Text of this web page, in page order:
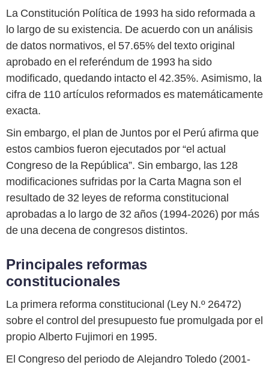
La Constitución Política de 1993 ha sido reformada a
lo largo de su existencia. De acuerdo con un análisis
de datos normativos, el 57.65% del texto original
aprobado en el referéndum de 1993 ha sido
modificado, quedando intacto el 42.35%. Asimismo, la
cifra de 110 artículos reformados es matemáticamente
exacta.
Sin embargo, el plan de Juntos por el Perú afirma que
estos cambios fueron ejecutados por “el actual
Congreso de la República”. Sin embargo, las 128
modificaciones sufridas por la Carta Magna son el
resultado de 32 leyes de reforma constitucional
aprobadas a lo largo de 32 años (1994-2026) por más
de una decena de congresos distintos.
Principales reformas
constitucionales
La primera reforma constitucional (Ley N.º 26472)
sobre el control del presupuesto fue promulgada por el
propio Alberto Fujimori en 1995.
El Congreso del periodo de Alejandro Toledo (2001-